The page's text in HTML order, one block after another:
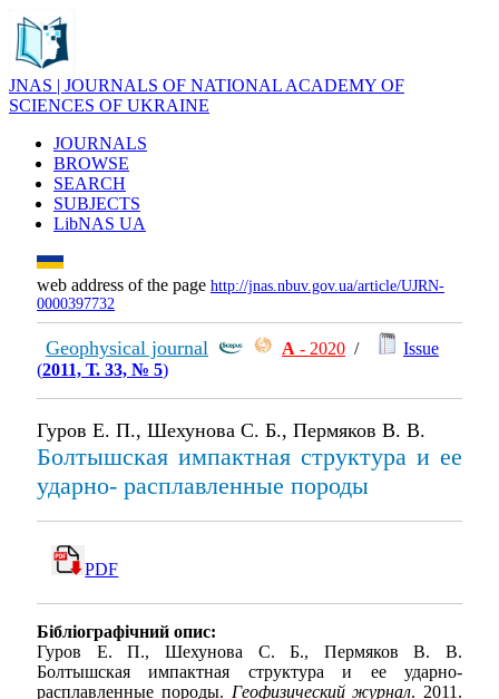
JNAS | JOURNALS OF NATIONAL ACADEMY OF
SCIENCES OF UKRAINE
JOURNALS
BROWSE
SEARCH
SUBJECTS
LibNAS UA
web address of the page http://jnas.nbuv.gov.ua/article/UJRN-
0000397732
Geophysical journal А - 2020 /
Issue
(2011, Т. 33, № 5)
Гуров Е. П., Шехунова С. Б., Пермяков В. В.
Болтышская импактная структура и ее
ударно- расплавленные породы
PDF
Бібліографічний опис:
Гуров Е. П., Шехунова С. Б., Пермяков В. В.
Болтышская импактная структура и ее ударно-
расплавленные породы. Геофизический журнал. 2011.